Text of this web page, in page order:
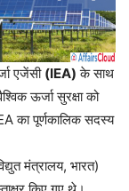
एजेंसी (IEA) के साथ
ऊर्जा सुरक्षा को
का पूर्णकालिक सदस्य
मंत्रालय, भारत)